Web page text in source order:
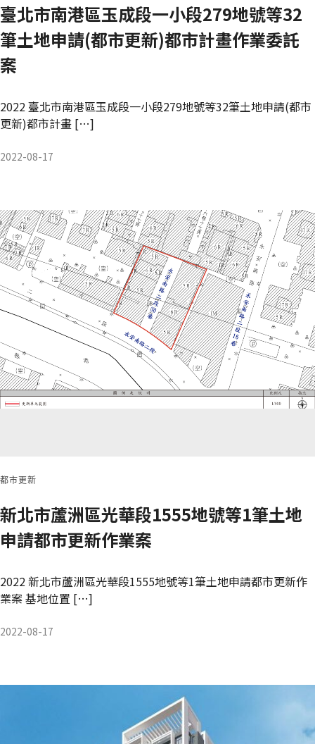
臺北市南港區玉成段一小段279地號等32
筆土地申請(都市更新)都市計畫作業委託
案
2022 臺北市南港區玉成段一小段279地號等32筆土地申請(都市
更新)都市計畫 […]
2022-08-17
都市更新
新北市蘆洲區光華段1555地號等1筆土地
申請都市更新作業案
2022 新北市蘆洲區光華段1555地號等1筆土地申請都市更新作
業案 基地位置 […]
2022-08-17